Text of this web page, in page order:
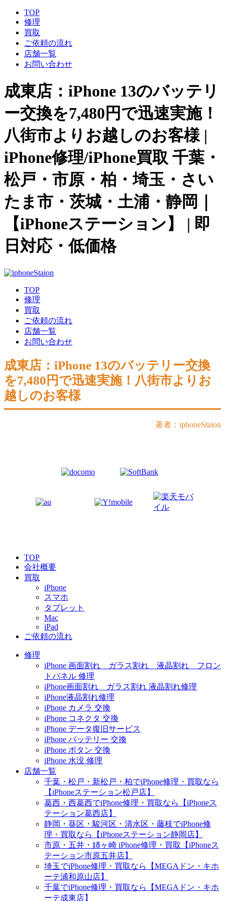
TOP
修理
買取
ご依頼の流れ
店舗一覧
お問い合わせ
成東店：iPhone 13のバッテリ
ー交換を7,480円で迅速実施！
八街市よりお越しのお客様 |
iPhone修理/iPhone買取 千葉・
松戸・市原・柏・埼玉・さい
たま市・茨城・土浦・静岡｜
【iPhoneステーション】 | 即
日対応・低価格
TOP
修理
買取
ご依頼の流れ
店舗一覧
お問い合わせ
成東店：iPhone 13のバッテリー交換
を7,480円で迅速実施！八街市よりお
越しのお客様
著者：iphoneStaion
TOP
会社概要
買取
iPhone
スマホ
タブレット
Mac
iPad
ご依頼の流れ
修理
iPhone 画面割れ ガラス割れ 液晶割れ フロン
トパネル 修理
iPhone画面割れ ガラス割れ 液晶割れ修理
iPhone液晶割れ修理
iPhone カメラ 交換
iPhone コネクタ 交換
iPhone データ復旧サービス
iPhone バッテリー 交換
iPhone ボタン 交換
iPhone 水没 修理
店舗一覧
千葉・松戸・新松戸・柏でiPhone修理・買取なら
【iPhoneステーション松戸店】
葛西・西葛西でiPhone修理・買取なら【iPhoneス
テーション葛西店】
静岡・葵区・駿河区・清水区・藤枝でiPhone修
理・買取なら【iPhoneステーション静岡店】
市原・五井・姉ヶ崎 iPhone修理・買取【iPhoneス
テーション市原五井店】
埼玉でiPhone修理・買取なら【MEGAドン・キホ
ーテ浦和原山店】
千葉でiPhone修理・買取なら【MEGAドン・キホ
ーテ成東店】